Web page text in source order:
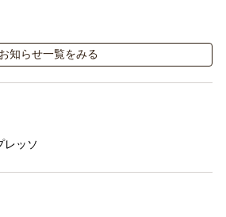
の場で当たるキャンペーンも実
お知らせ一覧をみる
レッソ